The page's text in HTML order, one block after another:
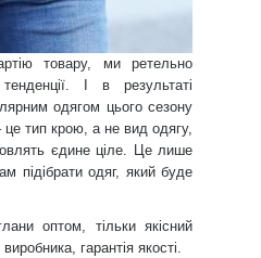
товару, ми ретельно
І в результаті
одягом цього сезону
це тип крою, а не вид одягу,
єдине ціле. Це лише
підібрати одяг, який буде
оптом, тільки якісний
гарантія якості.